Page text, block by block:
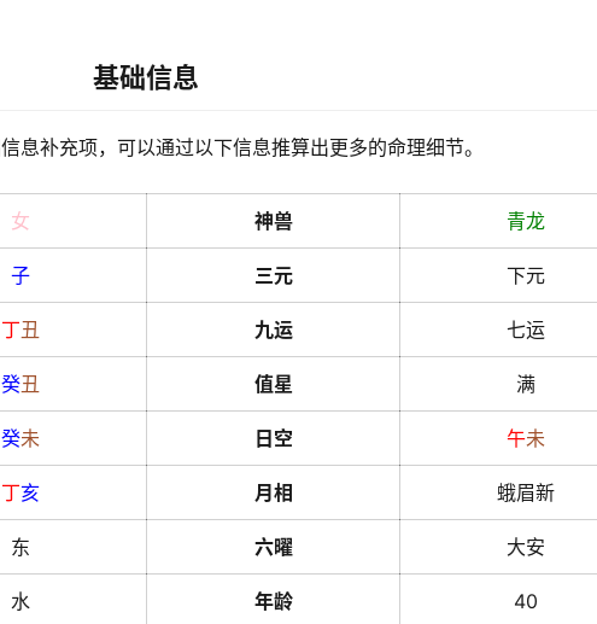
基础信息
息补充项，可以通过以下信息推算出更多的命理细节。
女 神兽 青龙
子 三元 下元
丁丑 九运 七运
癸丑 值星 满
癸未 日空 午未
丁亥 月相 蛾眉新
东 六曜 大安
水 年龄 40